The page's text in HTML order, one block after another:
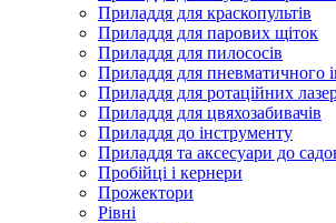
Приладдя для краскопультів
Приладдя для парових щіток
Приладдя для пилососів
Приладдя для пневматичного
Приладдя для ротаційних
Приладдя для цвяхозабивачів
Приладдя до інструменту
Приладдя та аксесуари до
Пробійці і кернери
Прожектори
Рівні